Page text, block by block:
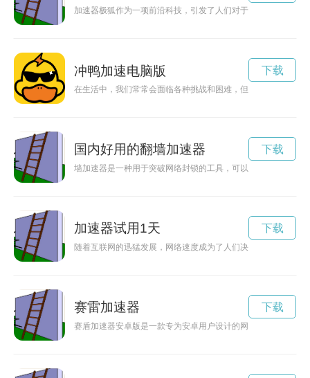
加速器极狐作为一项前沿科技，引发了人们对于未来的无限遐
冲鸭加速电脑版
在生活中，我们常常会面临各种挑战和困难，但只有不断努力
下载
国内好用的翻墙加速器
墙加速器是一种用于突破网络封锁的工具，可以帮助用户轻松
下载
加速器试用1天
随着互联网的迅猛发展，网络速度成为了人们决定使用一个软
下载
赛雷加速器
赛盾加速器安卓版是一款专为安卓用户设计的网络加速工具，
下载